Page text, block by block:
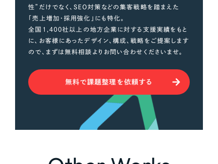
性”だけでなく、SEO対策などの集客戦略を踏まえた
「売上増加・採用強化」にも特化。
全国1,400社以上の地方企業に対する支援実績をもと
に、お客様にあったデザイン、構成、戦略をご提案します
ので、まずは無料相談よりお問い合わせくださいませ。
無料で課題整理を依頼する